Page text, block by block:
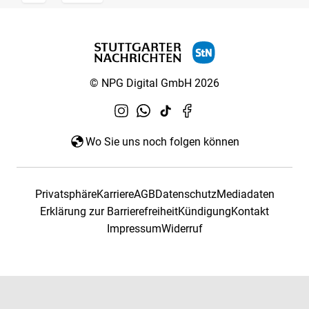
© NPG Digital GmbH 2026
Wo Sie uns noch folgen können
PrivatsphäreKarriereAGBDatenschutzMediadaten
Erklärung zur BarrierefreiheitKündigungKontakt
ImpressumWiderruf